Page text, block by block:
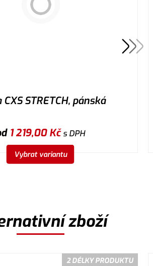
STRETCH, pánská
1 219,00Kčs DPH
Vybrat variantu
zboží
2 DÉLKY PRODUKTU